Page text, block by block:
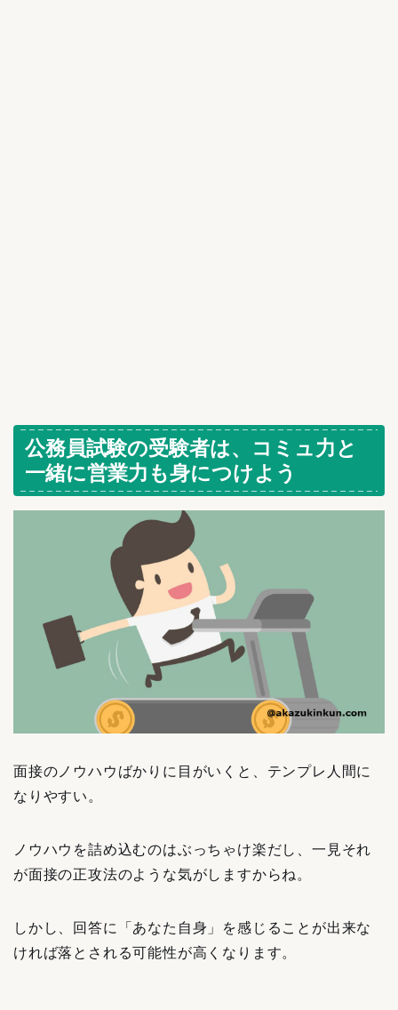
公務員試験の受験者は、コミュ力と
一緒に営業力も身につけよう
面接のノウハウばかりに目がいくと、テンプレ人間に
なりやすい。
ノウハウを詰め込むのはぶっちゃけ楽だし、一見それ
が面接の正攻法のような気がしますからね。
しかし、回答に「あなた自身」を感じることが出来な
ければ落とされる可能性が高くなります。